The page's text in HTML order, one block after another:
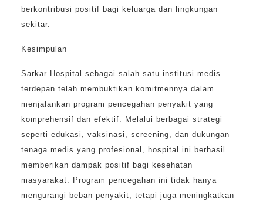
berkontribusi positif bagi keluarga dan lingkungan
sekitar.
Kesimpulan
Sarkar Hospital sebagai salah satu institusi medis
terdepan telah membuktikan komitmennya dalam
menjalankan program pencegahan penyakit yang
komprehensif dan efektif. Melalui berbagai strategi
seperti edukasi, vaksinasi, screening, dan dukungan
tenaga medis yang profesional, hospital ini berhasil
memberikan dampak positif bagi kesehatan
masyarakat. Program pencegahan ini tidak hanya
mengurangi beban penyakit, tetapi juga meningkatkan